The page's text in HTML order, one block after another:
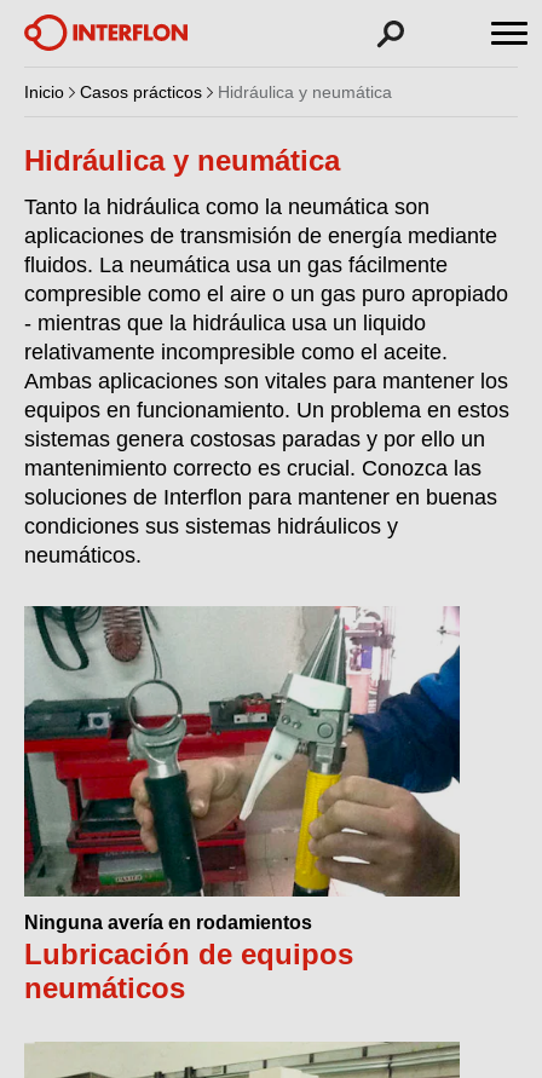
Inicio Casos prácticos Hidráulica y neumática
Hidráulica y neumática
Tanto la hidráulica como la neumática son
aplicaciones de transmisión de energía mediante
fluidos. La neumática usa un gas fácilmente
compresible como el aire o un gas puro apropiado
- mientras que la hidráulica usa un liquido
relativamente incompresible como el aceite.
Ambas aplicaciones son vitales para mantener los
equipos en funcionamiento. Un problema en estos
sistemas genera costosas paradas y por ello un
mantenimiento correcto es crucial. Conozca las
soluciones de Interflon para mantener en buenas
condiciones sus sistemas hidráulicos y
neumáticos.
Ninguna avería en rodamientos
Lubricación de equipos
neumáticos